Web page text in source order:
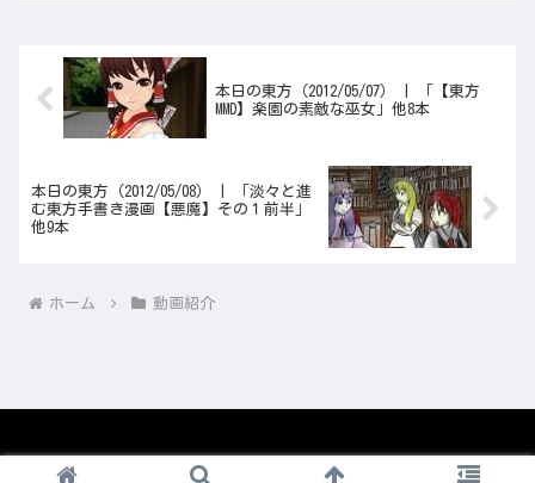
本日の東方（2012/05/07） | 「【東方
MMD】楽園の素敵な巫女」他8本
本日の東方（2012/05/08） | 「淡々と進
む東方手書き漫画【悪魔】その１前半」
他9本
ホーム 動画紹介